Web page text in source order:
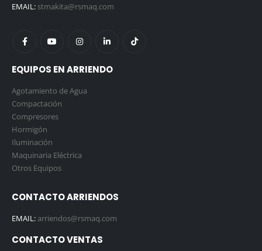
EMAIL: stmakita@rsmaq.com
EQUIPOS EN ARRIENDO
Agotamiento de Agua
Compactación
Compresores
Hormigón
Iluminación
Maquinaria Eléctrica
Otros Equipos
CONTACTO ARRIENDOS
EMAIL:arriendos@rsmaq.com
CONTACTO VENTAS